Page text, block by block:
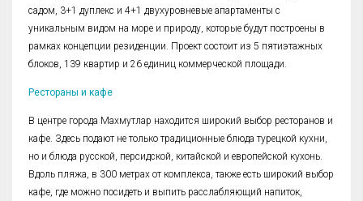
садом, 3+1 дуплекс и 4+1 двухуровневые апартаменты с
уникальным видом на море и природу, которые будут построены в
рамках концепции резиденции. Проект состоит из 5 пятиэтажных
блоков, 139 квартир и 26 единиц коммерческой площади.
Рестораны и кафе
В центре города Махмутлар находится широкий выбор ресторанов и
кафе. Здесь подают не только традиционные блюда турецкой кухни,
но и блюда русской, персидской, китайской и европейской кухонь.
Вдоль пляжа, в 300 метрах от комплекса, также есть широкий выбор
кафе, где можно посидеть и выпить расслабляющий напиток,